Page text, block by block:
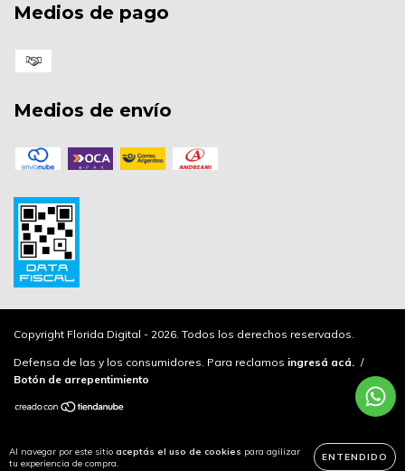
Al navegar por este sitio aceptás el uso de cookies para agilizar
tu experiencia de compra.
ENTENDIDO
Medios de pago
Medios de envío
Copyright Florida Digital - 2026. Todos los derechos reservados.
Defensa de las y los consumidores. Para reclamos ingresá acá. /
Botón de arrepentimiento